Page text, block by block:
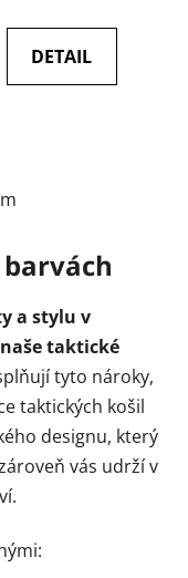
DETAIL
a stylu v
taktické
tyto nároky,
taktických košil
designu, který
vás udrží v